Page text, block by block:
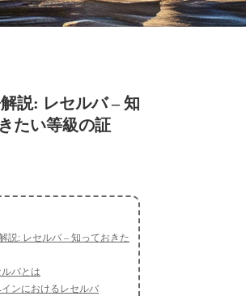
説: レセルバ – 知
たい等級の証
説: レセルバ – 知っておきた
ルバとは
インにおけるレセルバ